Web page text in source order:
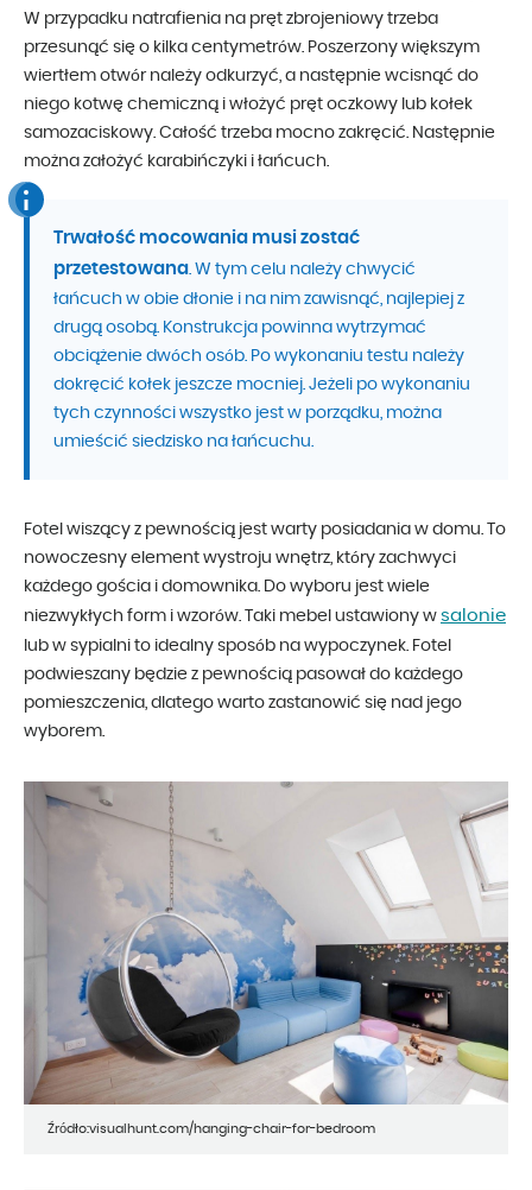
W przypadku natrafienia na pręt zbrojeniowy trzeba
przesunąć się o kilka centymetrów. Poszerzony większym
wiertłem otwór należy odkurzyć, a następnie wcisnąć do
niego kotwę chemiczną i włożyć pręt oczkowy lub kołek
samozaciskowy. Całość trzeba mocno zakręcić. Następnie
można założyć karabińczyki i łańcuch.
Trwałość mocowania musi zostać
przetestowana. W tym celu należy chwycić
łańcuch w obie dłonie i na nim zawisnąć, najlepiej z
drugą osobą. Konstrukcja powinna wytrzymać
obciążenie dwóch osób. Po wykonaniu testu należy
dokręcić kołek jeszcze mocniej. Jeżeli po wykonaniu
tych czynności wszystko jest w porządku, można
umieścić siedzisko na łańcuchu.
Fotel wiszący z pewnością jest warty posiadania w domu. To
nowoczesny element wystroju wnętrz, który zachwyci
każdego gościa i domownika. Do wyboru jest wiele
niezwykłych form i wzorów. Taki mebel ustawiony w salonie
lub w sypialni to idealny sposób na wypoczynek. Fotel
podwieszany będzie z pewnością pasował do każdego
pomieszczenia, dlatego warto zastanowić się nad jego
wyborem.
Źródło:visualhunt.com/hanging-chair-for-bedroom